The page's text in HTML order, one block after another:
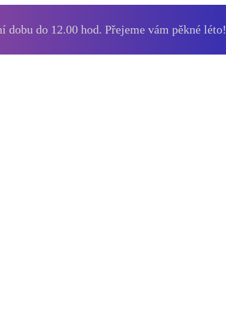
dobu do 12.00 hod. Přejeme vám pěkné léto!